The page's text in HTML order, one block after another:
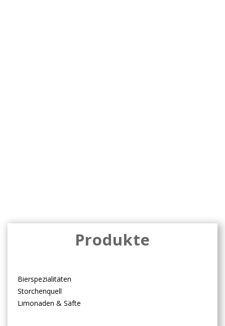
Produkte
Bierspezialitäten
Storchenquell
Limonaden & Säfte